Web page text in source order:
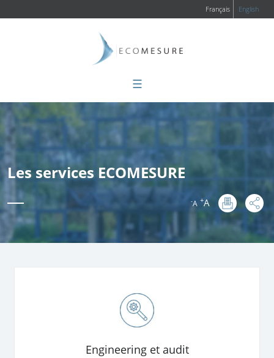
Français English
☰
Les services ECOMESURE
-A +A
:
Engineering et audit